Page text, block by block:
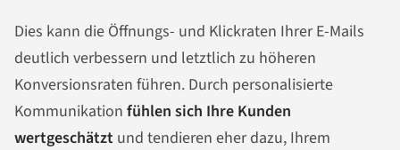
Dies kann die Öffnungs- und Klickraten Ihrer E-Mails
deutlich verbessern und letztlich zu höheren
Konversionsraten führen. Durch personalisierte
Kommunikation fühlen sich Ihre Kunden
wertgeschätzt und tendieren eher dazu, Ihrem